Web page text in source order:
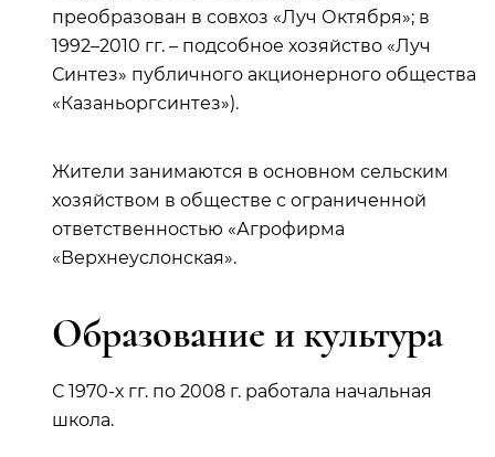
преобразован в совхоз «Луч Октября»; в
1992–2010 гг. – подсобное хозяйство «Луч
Синтез» публичного акционерного общества
«Казаньоргсинтез»).
Жители занимаются в основном сельским
хозяйством в обществе с ограниченной
ответственностью «Агрофирма
«Верхнеуслонская».
Образование и культура
С 1970-х гг. по 2008 г. работала начальная
школа.